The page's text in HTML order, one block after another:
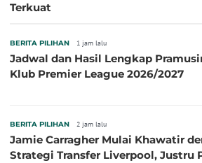
Terkuat
BERITA PILIHAN 1 jam lalu
Jadwal dan Hasil Lengkap
Klub Premier League 2026/2027
BERITA PILIHAN 2 jam lalu
Jamie Carragher Mulai Khawatir
Strategi Transfer Liverpool, Justru